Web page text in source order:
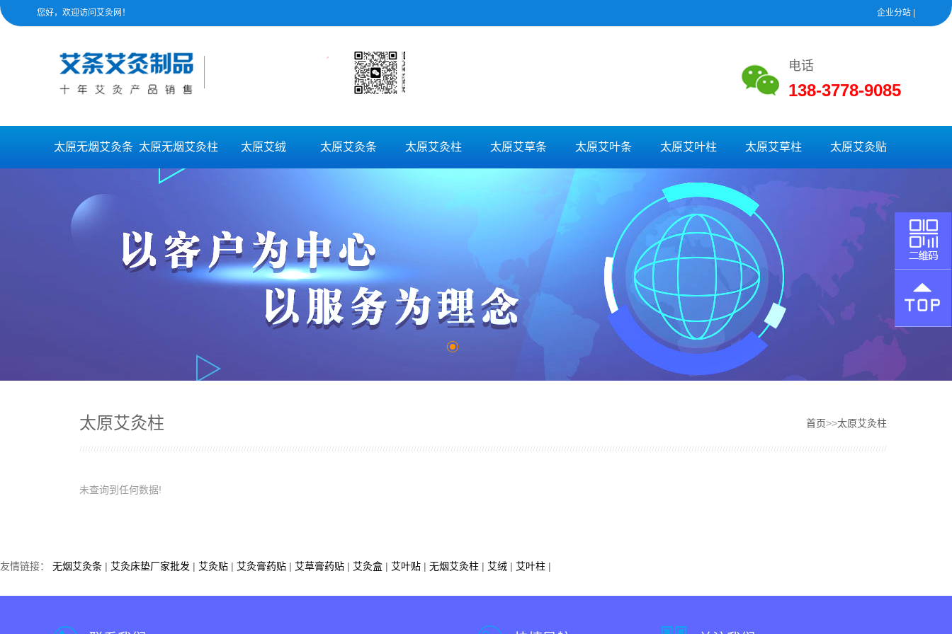
您好，欢迎访问艾灸网！ 企业分站
电话
138-3778-9085
太原无烟艾灸条 太原无烟艾灸柱 太原艾绒 太原艾灸条 太原艾灸柱 太原艾草条 太原艾叶条 太原艾叶柱 太原艾草柱 太原艾灸贴
太原艾灸柱 首页>>太原艾灸柱
未查询到任何数据!
友情链接： 无烟艾灸条 | 艾灸床垫厂家批发 | 艾灸贴 | 艾灸膏药贴 | 艾草膏药贴 | 艾灸盒 | 艾叶贴 | 无烟艾灸柱 | 艾绒 | 艾叶柱 |